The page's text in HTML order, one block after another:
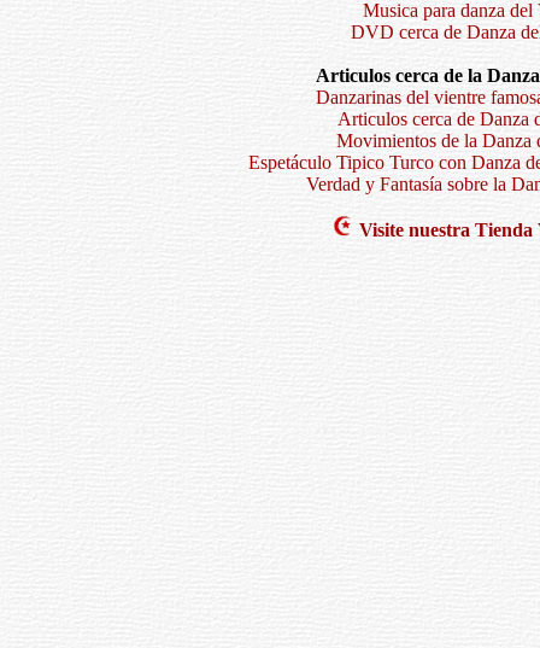
Musica para danza del
DVD cerca de Danza
Articulos cerca de la
Danzarinas del vientre
Articulos cerca de Danza
Movimientos de la Danza
Espetáculo Tipico Turco con Danza
Verdad y Fantasía sobre la
Visite nuestra Tienda